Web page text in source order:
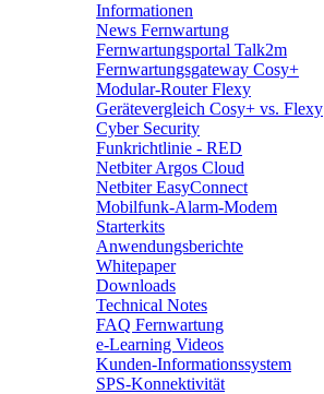
Informationen
News Fernwartung
Fernwartungsportal Talk2m
Fernwartungsgateway Cosy+
Modular-Router Flexy
Gerätevergleich Cosy+ vs. Flexy
Cyber Security
Funkrichtlinie - RED
Netbiter Argos Cloud
Netbiter EasyConnect
Mobilfunk-Alarm-Modem
Starterkits
Anwendungsberichte
Whitepaper
Downloads
Technical Notes
FAQ Fernwartung
e-Learning Videos
Kunden-Informationssystem
SPS-Konnektivität